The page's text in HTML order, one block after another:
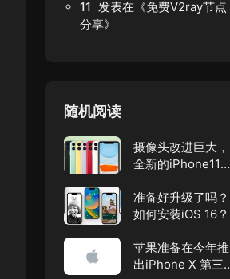
11 发表在《免费V2ray节点
分享》
随机阅读
摄像头改进巨大，
全新的iPhone11系
准备好升级了吗？
如何安装iOS 16？
苹果准备在今年推
出iPhone X 第三